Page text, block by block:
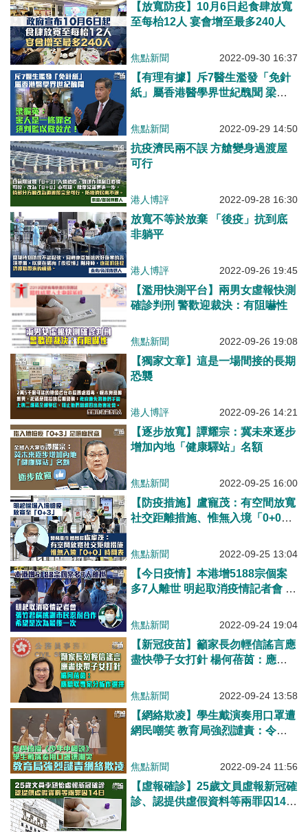
【放寬防疫】10月6日起食肆放寬
至每枱12人 宴會增至最多240人
焦點新聞 2022-09-30 16:37
【有理有據】斥7醫生濫發「免針
紙」屬香港醫學界世紀醜聞 梁振
焦點新聞 2022-09-29 14:50
抗疫濟民兩不誤 方艙變身過渡屋
可行
港人博評 2022-09-28 16:30
放寬不等於放棄 「後疫」抗到底
非躺平
港人博評 2022-09-26 19:45
【濫用快測平台】兩男女虛報快測
確診判刑 警歡迎裁決：有阻嚇性
焦點新聞 2022-09-26 19:08
【獨家文章】這是一場間接的長期
恐襲
港人博評 2022-09-26 14:21
【逐步放寬】譚耀宗：冀未來逐步
增加內地「健康驛站」名額
焦點新聞 2022-09-25 16:00
【防疫措施】盧寵茂：有空間放寬
社交距離措施、惟無入境「0+0」
會或較新冠高 籲接種疫苗
焦點新聞 2022-09-25 13:04
【今日疫情】本港增5188宗個案
多7人離世 明起取消疫情記者會 張
次為最後一次
焦點新聞 2022-09-24 19:04
【新冠疫苗】籲家長勿輕信謠言應
盡快帶子女打針 楊何蓓茵：應聽
焦點新聞 2022-09-24 13:58
【網絡欺凌】學生戴演奏用口罩遭
網民嘲笑 教育局強烈譴責：令人
焦點新聞 2022-09-24 11:56
【虛報確診】25歲文員虛報新冠確
診、認提供虛假資料等兩罪囚14日